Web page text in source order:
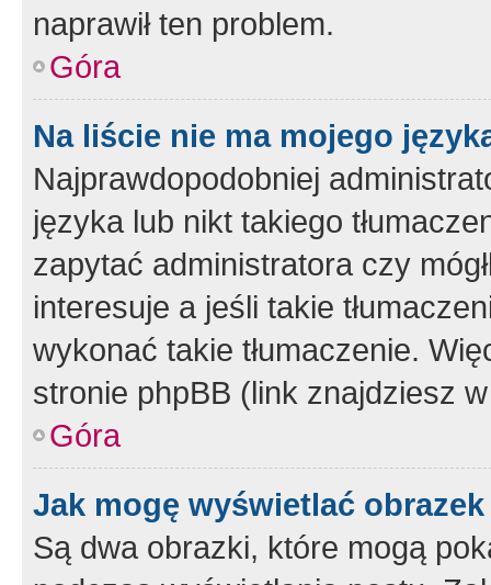
naprawił ten problem.
Góra
Na liście nie ma mojego
Najprawdopodobniej
języka lub nikt takiego
zapytać administratora czy
interesuje a jeśli takie
wykonać takie tłumaczenie.
stronie phpBB (link znajdziesz
Góra
Jak mogę wyświetlać
Są dwa obrazki, które mogą